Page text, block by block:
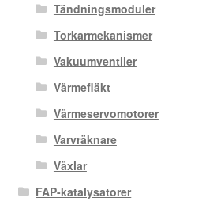
Tändningsmoduler
Torkarmekanismer
Vakuumventiler
Värmefläkt
Värmeservomotorer
Varvräknare
Växlar
FAP-katalysatorer